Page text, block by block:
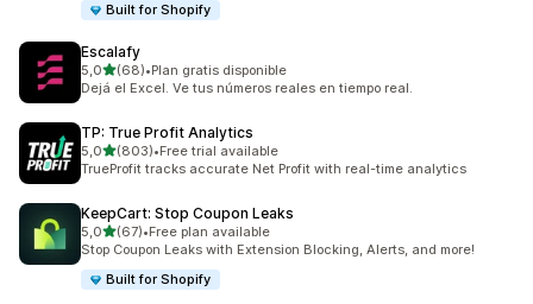
Built for Shopify
Escalafy
5,0av 5 stjerner
(68)
Totalt 68 omtaler
•Plan gratis disponible
Dejá el Excel. Ve tus números reales en tiempo real.
TP: True Profit Analytics
5,0av 5 stjerner
(803)
Totalt 803 omtaler
•Free trial available
TrueProfit tracks accurate Net Profit with real-time analytics
KeepCart: Stop Coupon Leaks
5,0av 5 stjerner
(67)
Totalt 67 omtaler
•Free plan available
Stop Coupon Leaks with Extension Blocking, Alerts, and more!
Built for Shopify